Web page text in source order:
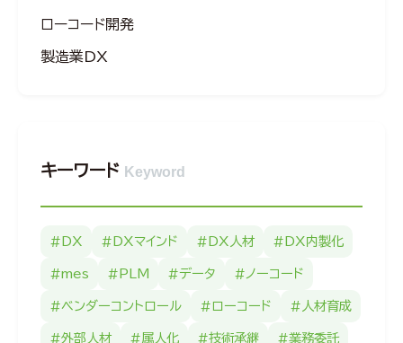
ローコード開発
製造業DX
キーワード Keyword
#DX #DXマインド #DX人材 #DX内製化
#mes #PLM #データ #ノーコード
#ベンダーコントロール #ローコード #人材育成
#外部人材 #属人化 #技術承継 #業務委託